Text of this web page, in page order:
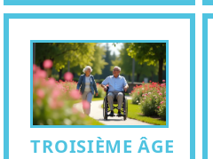
TROISIÈME ÂGE